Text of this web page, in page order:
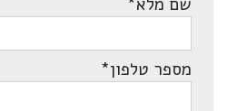
שם מלא*
מספר טלפון*